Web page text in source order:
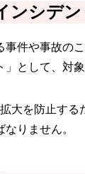
ンシデン
件や事故の
として、対
大を防止す
りません。